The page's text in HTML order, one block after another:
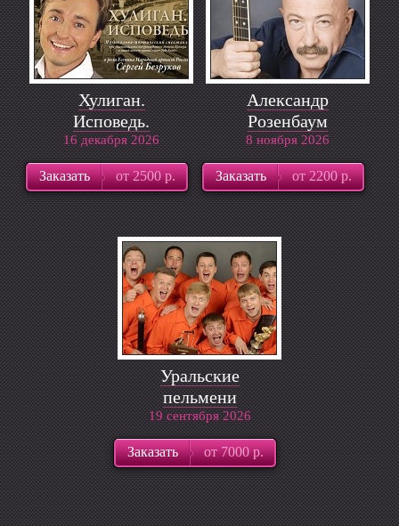
Хулиган.
Исповедь.
16 декабря 2026
Заказать от 2500 р.
Александр
Розенбаум
8 ноября 2026
Заказать от 2200 р.
Уральские
пельмени
19 сентября 2026
Заказать от 7000 р.